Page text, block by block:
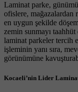
Laminat parke,
ofislere, mağazalardan
en uygun şekilde
zemin sunmayı
laminat parkeler tercih
işleminin yanı sıra,
görünümüne
Kocaeli’nin Lider